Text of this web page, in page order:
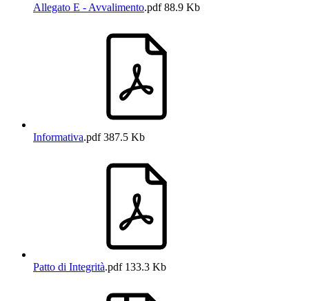
Allegato E - Avvalimento.pdf88.9 Kb
Informativa.pdf387.5 Kb
Patto di Integrità.pdf133.3 Kb